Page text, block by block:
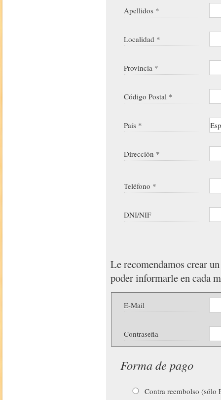
Apellidos *
Localidad *
Provincia *
Código Postal *
País *
Dirección *
Teléfono *
DNI/NIF
Le recomendamos crear
poder informarle en cada
E-Mail
Contraseña
Forma de pago
Contra reembolso (sólo